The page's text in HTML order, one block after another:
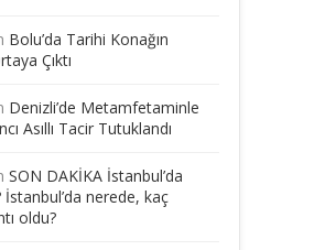
Bolu’da Tarihi Konağın
Çıktı
Denizli’de Metamfetaminle
Asıllı Tacir Tutuklandı
SON DAKİKA İstanbul’da
İstanbul’da nerede, kaç
oldu?